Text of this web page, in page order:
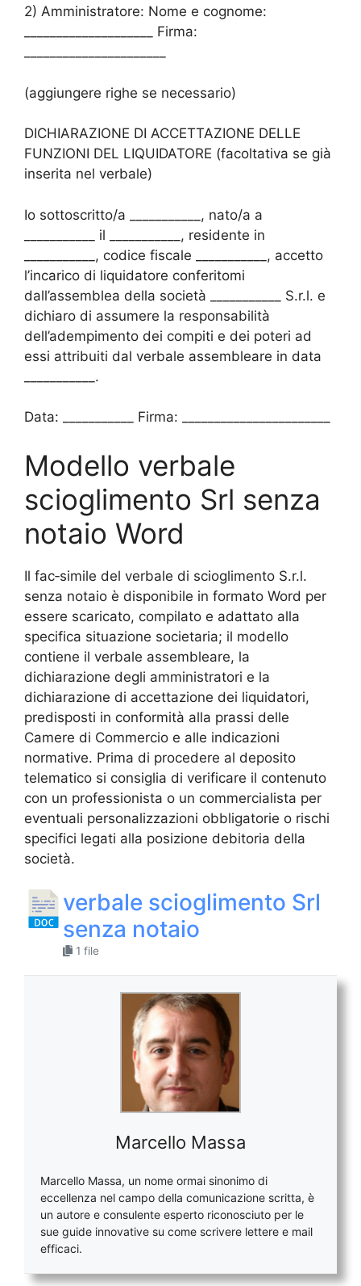
2) Amministratore: Nome e cognome:
____________________ Firma:
(aggiungere righe se necessario)
DICHIARAZIONE DI ACCETTAZIONE DELLE
FUNZIONI DEL LIQUIDATORE (facoltativa se già
inserita nel verbale)
Io sottoscritto/a ___________, nato/a a
___________ il ___________, residente in
___________, codice fiscale ___________, accetto
l’incarico di liquidatore conferitomi
dall’assemblea della società ___________ S.r.l. e
dichiaro di assumere la responsabilità
dell’adempimento dei compiti e dei poteri ad
essi attribuiti dal verbale assembleare in data
___________.
Data: ___________ Firma: _______________________
Modello verbale
scioglimento Srl senza
notaio Word
Il fac‑simile del verbale di scioglimento S.r.l.
senza notaio è disponibile in formato Word per
essere scaricato, compilato e adattato alla
specifica situazione societaria; il modello
contiene il verbale assembleare, la
dichiarazione degli amministratori e la
dichiarazione di accettazione dei liquidatori,
predisposti in conformità alla prassi delle
Camere di Commercio e alle indicazioni
normative. Prima di procedere al deposito
telematico si consiglia di verificare il contenuto
con un professionista o un commercialista per
eventuali personalizzazioni obbligatorie o rischi
specifici legati alla posizione debitoria della
società.
verbale scioglimento Srl
senza notaio​​
1 file
Marcello Massa
Marcello Massa, un nome ormai sinonimo di
eccellenza nel campo della comunicazione scritta, è
un autore e consulente esperto riconosciuto per le
sue guide innovative su come scrivere lettere e mail
efficaci.